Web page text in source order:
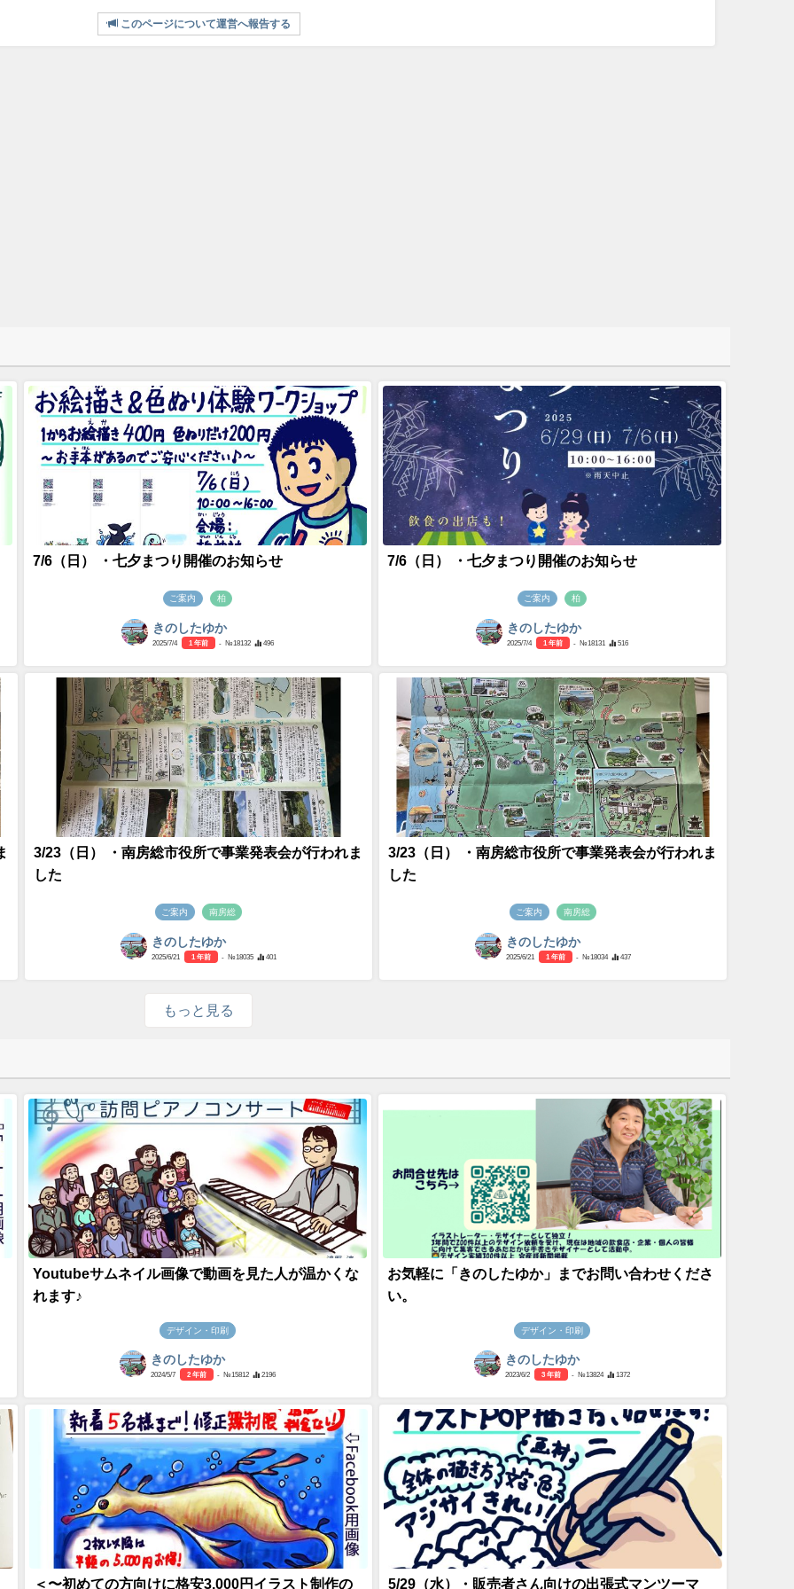
このページについて運営へ報告する
7/6（日） ・七夕まつり開催のお知らせ
ご案内 柏
きのしたゆか
2025/7/4 1 年前 - №18132 496
7/6（日） ・七夕まつり開催のお知らせ
ご案内 柏
きのしたゆか
2025/7/4 1 年前 - №18131 516
3/23（日） ・南房総市役所で事業発表会が行われま
した
ご案内 南房総
きのしたゆか
2025/6/21 1 年前 - №18035 401
3/23（日） ・南房総市役所で事業発表会が行われま
した
ご案内 南房総
きのしたゆか
2025/6/21 1 年前 - №18034 437
もっと見る
Youtubeサムネイル画像で動画を見た人が温かくな
れます♪
デザイン・印刷
きのしたゆか
2024/5/7 2 年前 - №15812 2196
お気軽に「きのしたゆか」までお問い合わせくださ
い。
デザイン・印刷
きのしたゆか
2023/6/2 3 年前 - №13824 1372
＜〜初めての方向けに格安3,000円イラスト制作の 5/29（水）・販売者さん向けの出張式マンツーマ